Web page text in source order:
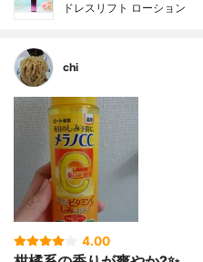
ドレスリフト ローション
chi
4.00